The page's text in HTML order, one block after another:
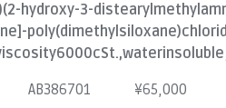
hydroxy-3-
AB386701 ¥65,000